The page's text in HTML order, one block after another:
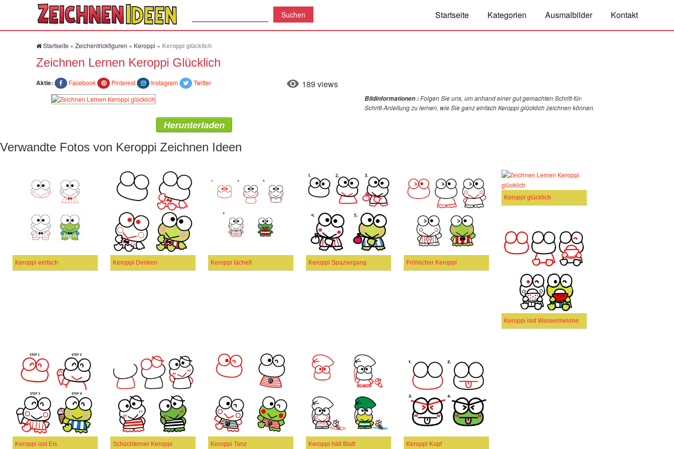
Startseite Kategorien Ausmalbilder Kontakt
Startseite » Zeichentrickfiguren » Keroppi » Keroppi glücklich
Zeichnen Lernen Keroppi Glücklich
Aktie: Facebook Pinterest Instagram Twitter 189 views
Bildinformationen :Folgen Sie uns, um anhand einer gut gemachten Schritt-für-
Schritt-Anleitung zu lernen, wie Sie ganz einfach Keroppi glücklich zeichnen können.
Herunterladen
Verwandte Fotos von Keroppi Zeichnen Ideen
Keroppi einfach Keroppi Denken Keroppi lächelt Keroppi Spaziergang Fröhlicher Keroppi
Keroppi glücklich
Keroppi isst Wassermelone
Keroppi isst Eis Schüchterner Keroppi Keroppi Tanz Keroppi hält Blatt Keroppi Kopf